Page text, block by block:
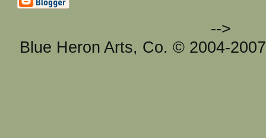
-->
Blue Heron Arts, Co. © 2004-